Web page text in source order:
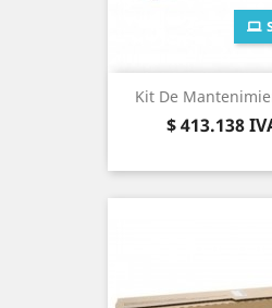
Kit De
Precio
$ 413.138